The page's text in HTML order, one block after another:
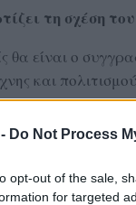
Do Not Process
opt-out of the sale,
for targeted
τη σχέση
θα είναι ο
και
θα
το ελληνικό
και το έργο του
ΔΙΑΦΗΜΙΣΗ